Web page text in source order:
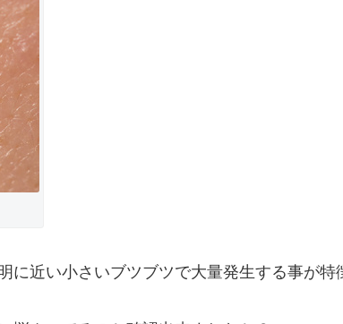
に近い小さいブツブツで大量発生する事が特